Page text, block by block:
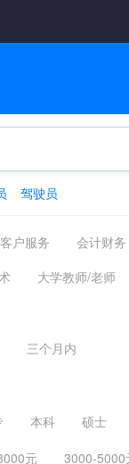
驾驶员
客户服务 会计财务
物流贸易 司
大学教师/老师
三个月内
本科 硕士
元 3000-5000